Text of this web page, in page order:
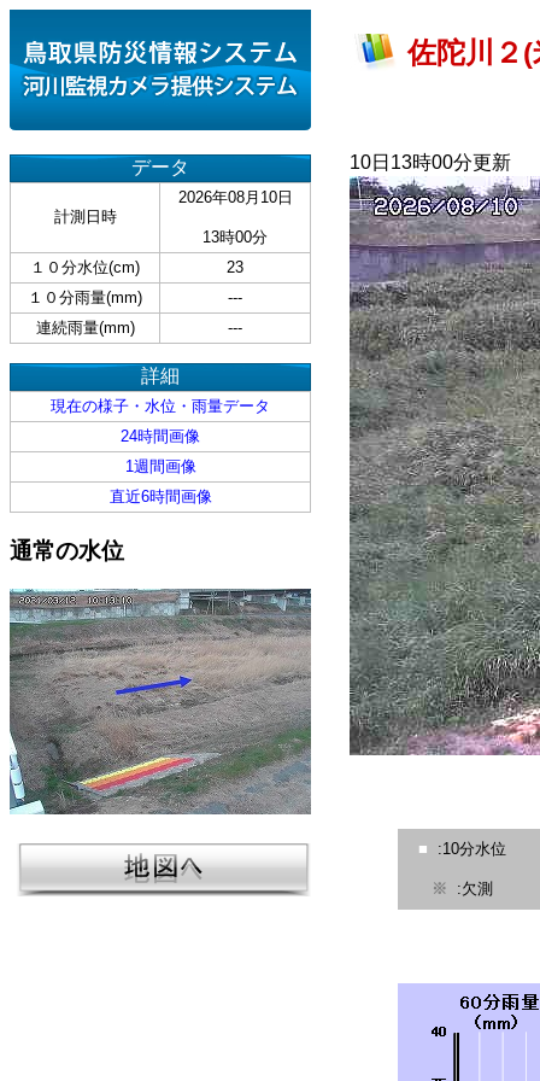
データ
計測日時
2026年08月10日
13時00分
１０分水位(cm)
23
１０分雨量(mm)
---
連続雨量(mm)
---
詳細
現在の様子・水位・雨量データ
24時間画像
1週間画像
直近6時間画像
通常の水位
佐陀川２
10日13時00分更新
■ :10分水位
※ :欠測